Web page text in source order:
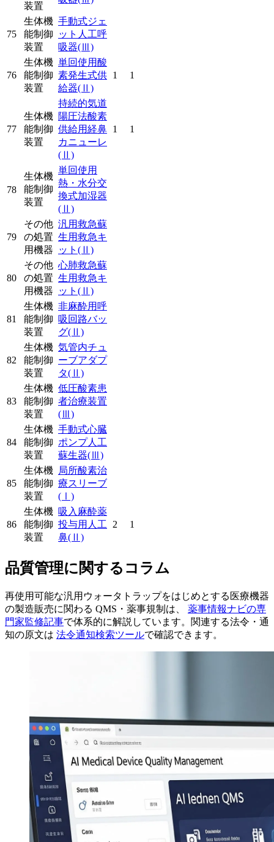
装置
75
生体機
能制御
装置
手動式ジェ
ット人工呼
吸器(Ⅲ)
76
生体機
能制御
装置
単回使用酸
素発生式供
給器(Ⅱ)
1 1
77
生体機
能制御
装置
持続的気道
陽圧法酸素
供給用経鼻
カニューレ
(Ⅱ)
1 1
78
生体機
能制御
装置
単回使用
熱・水分交
換式加湿器
(Ⅱ)
79
その他
の処置
用機器
汎用救急蘇
生用救急キ
ット (Ⅱ)
80
その他
の処置
用機器
心肺救急蘇
生用救急キ
ット (Ⅱ)
81
生体機
能制御
装置
非麻酔用呼
吸回路バッ
グ(Ⅱ)
82
生体機
能制御
装置
気管内チュ
ーブアダプ
タ(Ⅱ)
83
生体機
能制御
装置
低圧酸素患
者治療装置
(Ⅲ)
84
生体機
能制御
装置
手動式心臓
ポンプ人工
蘇生器(Ⅲ)
85
生体機
能制御
装置
局所酸素治
療スリーブ
(Ⅰ)
86
生体機
能制御
装置
吸入麻酔薬
投与用人工
鼻(Ⅱ)
2 1
品質管理に関するコラム
再使用可能な汎用ウォータトラップをはじめとする医療機器
の製造販売に関わる QMS・薬事規制は、 薬事情報ナビの専
門家監修記事で体系的に解説しています。関連する法令・通
知の原文は 法令通知検索ツールで確認できます。